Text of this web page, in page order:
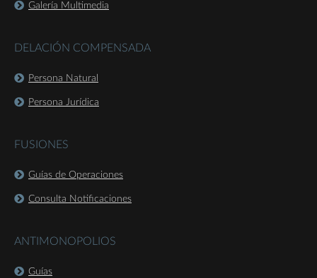
Galería Multimedia
DELACIÓN COMPENSADA
Persona Natural
Persona Jurídica
FUSIONES
Guías de Operaciones
Consulta Notificaciones
ANTIMONOPOLIOS
Guías